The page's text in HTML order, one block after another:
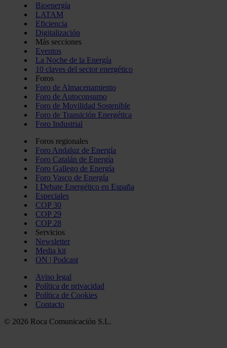
Bioenergía
LATAM
Eficiencia
Digitalización
Más secciones
Eventos
La Noche de la Energía
10 claves del sector energético
Foros
Foro de Almacenamiento
Foro de Autoconsumo
Foro de Movilidad Sostenible
Foro de Transición Energética
Foro Industrial
Foros regionales
Foro Andaluz de Energía
Foro Catalán de Energía
Foro Gallego de Energía
Foro Vasco de Energía
I Debate Energético en España
Especiales
COP 30
COP 29
COP 28
Servicios
Newsletter
Media kit
ON | Podcast
Aviso legal
Política de privacidad
Política de Cookies
Contacto
© 2026 Roca Comunicación S.L.